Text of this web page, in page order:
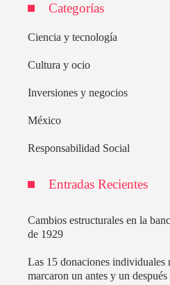
Categorías
Ciencia y tecnología
Cultura y ocio
Inversiones y negocios
México
Responsabilidad Social
Entradas Recientes
Cambios estructurales en la
de 1929
Las 15 donaciones individuales
marcaron un antes y un después